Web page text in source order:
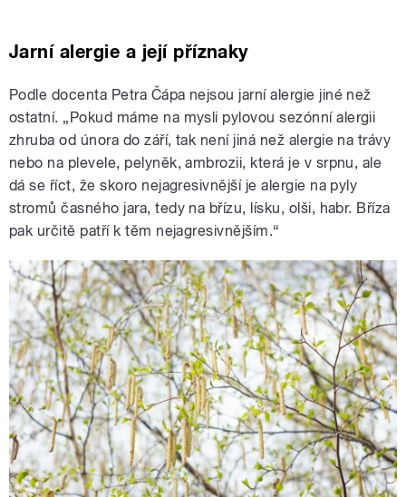
Jarní alergie a její příznaky
Podle docenta Petra Čápa nejsou jarní alergie jiné než
ostatní. „Pokud máme na mysli pylovou sezónní alergii
zhruba od února do září, tak není jiná než alergie na trávy
nebo na plevele, pelyněk, ambrozii, která je v srpnu, ale
dá se říct, že skoro nejagresivnější je alergie na pyly
stromů časného jara, tedy na břízu, lísku, olši, habr. Bříza
pak určitě patří k těm nejagresivnějším.“